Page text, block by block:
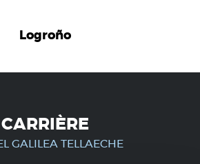
Logroño
CARRIÈRE
GALILEA TELLAECHE